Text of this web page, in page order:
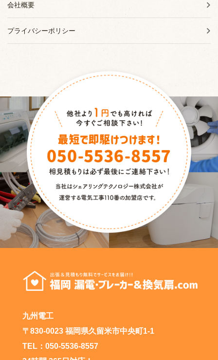
会社概要
プライバシーポリシー
九州電工
〒830-0023 福岡県久留米市中央町1-1
TEL：050-5536-8557